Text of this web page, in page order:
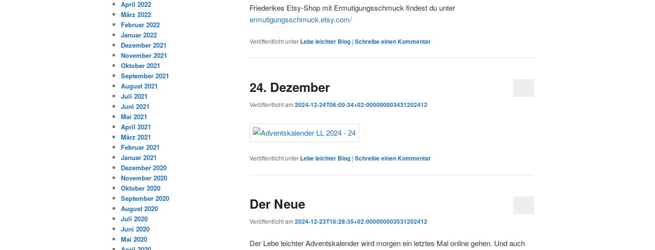
Friederikes Etsy-Shop mit Ermutigungsschmuck findest du unter
ermutigungsschmuck.etsy.com/
Veröffentlicht unter Lebe leichter Blog | Schreibe einen Kommentar
24. Dezember
Veröffentlicht am 2024-12-24T06:00:34+02:000000003431202412
Veröffentlicht unter Lebe leichter Blog | Schreibe einen Kommentar
Der Neue
Veröffentlicht am 2024-12-23T16:28:35+02:000000003531202412
Der Lebe leichter Adventskalender wird morgen ein letztes Mal online gehen. Und auch
April 2022
März 2022
Februar 2022
Januar 2022
Dezember 2021
November 2021
Oktober 2021
September 2021
August 2021
Juli 2021
Juni 2021
Mai 2021
April 2021
März 2021
Februar 2021
Januar 2021
Dezember 2020
November 2020
Oktober 2020
September 2020
August 2020
Juli 2020
Juni 2020
Mai 2020